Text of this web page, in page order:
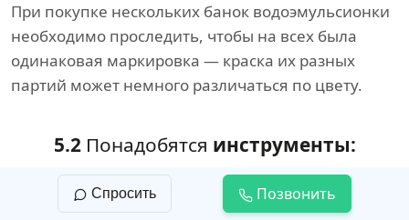
При покупке нескольких банок водоэмульсионки
необходимо проследить, чтобы на всех была
одинаковая маркировка — краска их разных
партий может немного различаться по цвету.
5.2Понадобятся инструменты:
широкий шпатель;
Спросить Позвонить